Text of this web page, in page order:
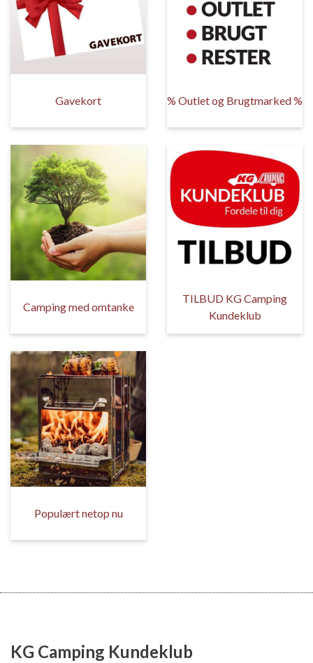
Gavekort % Outlet og Brugtmarked %
Camping med omtanke
TILBUD KG Camping
Kundeklub
Populært netop nu
KG Camping Kundeklub